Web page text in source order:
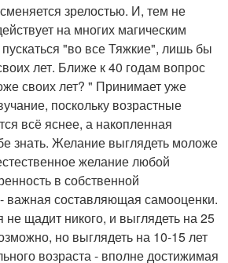
зрелостью. И, тем не
на многих магическим
"во все Тяжкие", лишь бы
лет. Ближе к 40 годам вопрос
своих лет? " Принимает уже
поскольку возрастные
всё яснее, а накопленная
знать. Желание выглядеть моложе
желание любой
в собственной
важная составляющая самооценки.
щадит никого, и выглядеть на 25
но выглядеть на 10-15 лет
возраста - вполне достижимая